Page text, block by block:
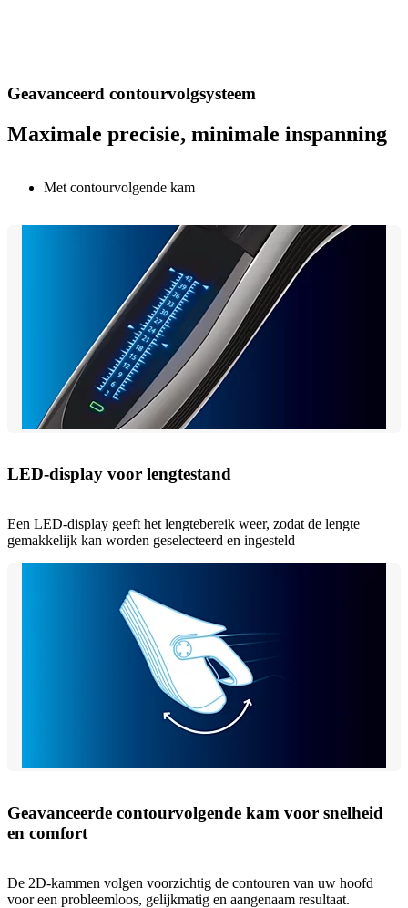
Geavanceerd contourvolgsysteem
Maximale precisie, minimale inspanning
Met contourvolgende kam
LED-display voor lengtestand
Een LED-display geeft het lengtebereik weer, zodat de lengte
gemakkelijk kan worden geselecteerd en ingesteld
Geavanceerde contourvolgende kam voor snelheid
en comfort
De 2D-kammen volgen voorzichtig de contouren van uw hoofd
voor een probleemloos, gelijkmatig en aangenaam resultaat.